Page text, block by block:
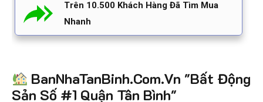
Trên 10.500 Khách Hàng Đã Tìm Mua
Nhanh
BanNhaTanBinh.Com.Vn "Bất Động
Sản Số #1 Quận Tân Bình"